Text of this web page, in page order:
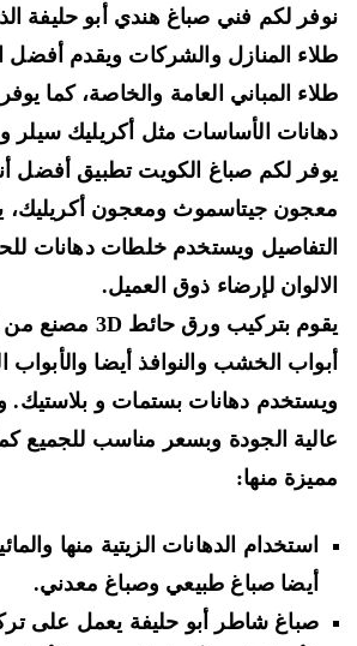
لكم فني صباغ هندي أبو حليفة الذي
المنازل والشركات ويقدم أفضل
المباني العامة والخاصة، كما يوفر
الأساسات مثلأكريليك سيلر و
لكم صباغ الكويت تطبيق أفضل
جيتاسموث ومعجون أكريليك،
ويستخدم خلطات دهانات
لإرضاء ذوق العميل.
بتركيبورق حائط 3D مصنع من الجلد
الخشب والنوافذ أيضا والأبواب
دهاناتبستمات و بلاستيك.
الجودة وبسعر مناسب للجميع كما
منها:
استخدام الدهاناتالزيتية منها والمائية
أيضا صباغطبيعي وصباغ معدني.
صباغ شاطر أبو حليفة يعمل على